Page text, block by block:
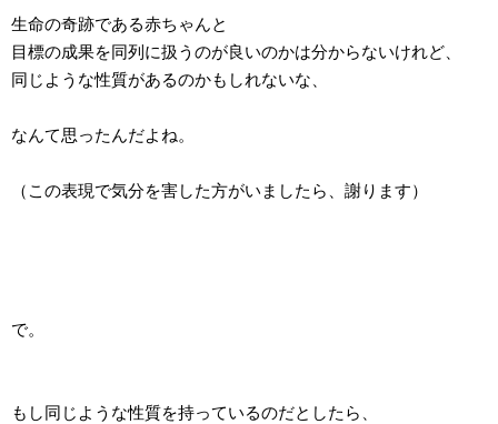
生命の奇跡である赤ちゃんと
目標の成果を同列に扱うのが良いのかは分からないけれど、
同じような性質があるのかもしれないな、
なんて思ったんだよね。
（この表現で気分を害した方がいましたら、謝ります）
で。
もし同じような性質を持っているのだとしたら、